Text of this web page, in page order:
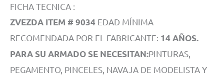
FICHA TECNICA :
ZVEZDA ITEM # 9034 EDAD MÍNIMA
RECOMENDADA POR EL FABRICANTE: 14 AÑOS.
PARA SU ARMADO SE NECESITAN:PINTURAS,
PEGAMENTO, PINCELES, NAVAJA DE MODELISTA Y